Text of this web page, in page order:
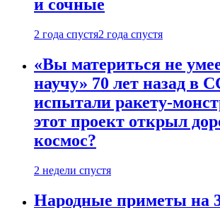
и сочные
2 года спустя2 года спустя
«Вы материться не
научу» 70 лет назад в
испытали ракету-
этот проект открыл
космос?
2 недели спустя
Народные приметы на